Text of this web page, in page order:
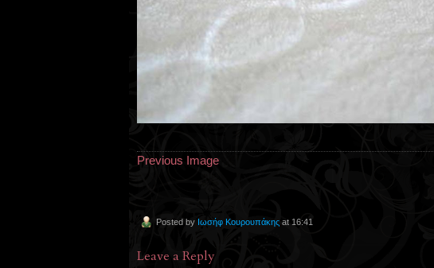
Previous Image
Posted by Ιωσήφ Κουρουπάκης at 16:41
Leave a Reply